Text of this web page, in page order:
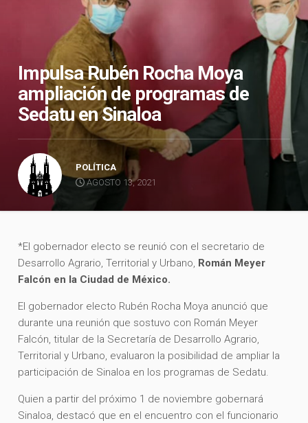
Impulsa Rubén Rocha Moya
ampliación de programas de
Sedatu en Sinaloa
POLÍTICA
AGOSTO 13, 2021
*El gobernador electo se reunió con el secretario de
Desarrollo Agrario, Territorial y Urbano, Román Meyer
Falcón en la Ciudad de México.
El gobernador electo Rubén Rocha Moya anunció que
durante una reunión que sostuvo con Román Meyer
Falcón, titular de la Secretaría de Desarrollo Agrario,
Territorial y Urbano, evaluaron la posibilidad de ampliar la
participación de Sinaloa en los programas de Sedatu.
Quien a partir del próximo 1 de noviembre gobernará
Sinaloa, destacó que en el encuentro con el funcionario